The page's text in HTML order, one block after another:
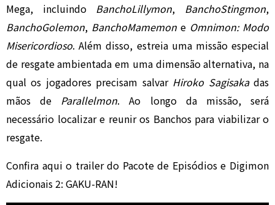
Mega, incluindo BanchoLillymon, BanchoStingmon,
BanchoGolemon, BanchoMamemon e Omnimon: Modo
Misericordioso. Além disso, estreia uma missão especial
de resgate ambientada em uma dimensão alternativa, na
qual os jogadores precisam salvar Hiroko Sagisakadas
mãos de Parallelmon. Ao longo da missão, será
necessário localizar e reunir os Banchos para viabilizar o
resgate.
Confira aqui o trailer do Pacote de Episódios e Digimon
Adicionais 2: GAKU-RAN!